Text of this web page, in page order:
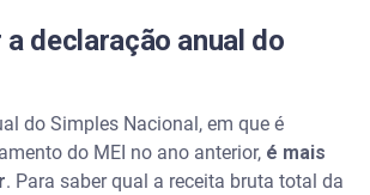
declaração anual do
do Simples Nacional, em que é
do MEI no ano anterior, é mais
. Para saber qual a receita bruta total da